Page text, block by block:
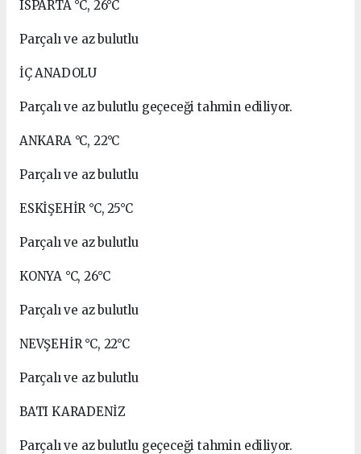
ISPARTA °C, 26°C
Parçalı ve az bulutlu
İÇ ANADOLU
Parçalı ve az bulutlu geçeceği tahmin ediliyor.
ANKARA °C, 22°C
Parçalı ve az bulutlu
ESKİŞEHİR °C, 25°C
Parçalı ve az bulutlu
KONYA °C, 26°C
Parçalı ve az bulutlu
NEVŞEHİR °C, 22°C
Parçalı ve az bulutlu
BATI KARADENİZ
Parçalı ve az bulutlu geçeceği tahmin ediliyor.